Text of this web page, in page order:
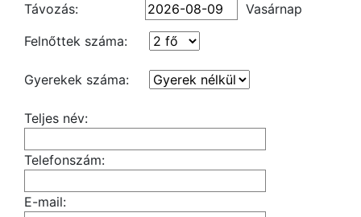
Távozás:
Vasárnap
Felnőttek száma:
Gyerekek száma:
Teljes név:
Telefonszám:
E-mail: